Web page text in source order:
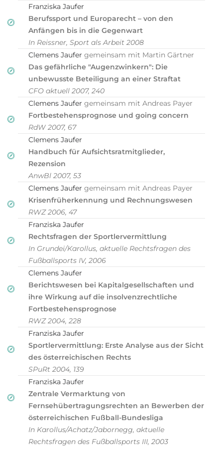
Franziska Jaufer
Berufssport und Europarecht – von den
Anfängen bis in die Gegenwart
In Reissner, Sport als Arbeit 2008
Clemens Jaufer gemeinsam mit Martin Gärtner
Das gefährliche "Augenzwinkern": Die
unbewusste Beteiligung an einer Straftat
CFO aktuell 2007, 240
Clemens Jaufer gemeinsam mit Andreas Payer
Fortbestehensprognose und going concern
RdW 2007, 67
Clemens Jaufer
Handbuch für Aufsichtsratmitglieder,
Rezension
AnwBl 2007, 53
Clemens Jaufer gemeinsam mit Andreas Payer
Krisenfrüherkennung und Rechnungswesen
RWZ 2006, 47
Franziska Jaufer
Rechtsfragen der Sportlervermittlung
In Grundei/Karollus, aktuelle Rechtsfragen des
Fußballsports IV, 2006
Clemens Jaufer
Berichtswesen bei Kapitalgesellschaften und
ihre Wirkung auf die insolvenzrechtliche
Fortbestehensprognose
RWZ 2004, 228
Franziska Jaufer
Sportlervermittlung: Erste Analyse aus der Sicht
des österreichischen Rechts
SPuRt 2004, 139
Franziska Jaufer
Zentrale Vermarktung von
Fernsehübertragungsrechten an Bewerben der
österreichischen Fußball-Bundesliga
In Karollus/Achatz/Jabornegg, aktuelle
Rechtsfragen des Fußballsports III, 2003